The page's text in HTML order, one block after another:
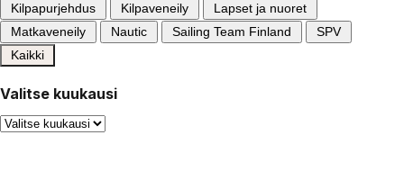
Kilpapurjehdus Kilpaveneily
Lapset ja nuoret
Matkaveneily
Nautic Sailing Team Finland
SPV
Kaikki
Valitse kuukausi
Valitse